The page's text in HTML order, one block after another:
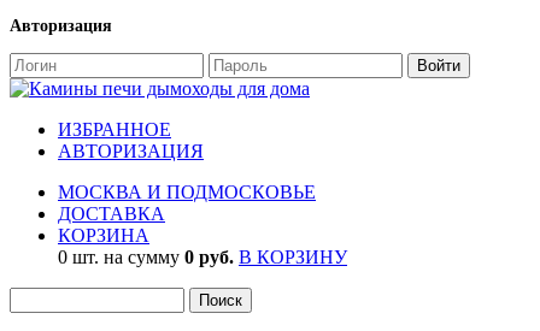
Авторизация
ИЗБРАННОЕ
АВТОРИЗАЦИЯ
МОСКВА И ПОДМОСКОВЬЕ
ДОСТАВКА
КОРЗИНА
0 шт. на сумму 0 руб. В КОРЗИНУ